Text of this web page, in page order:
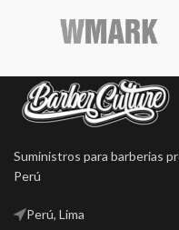
Suministros para barberias
Perú
Perú, Lima